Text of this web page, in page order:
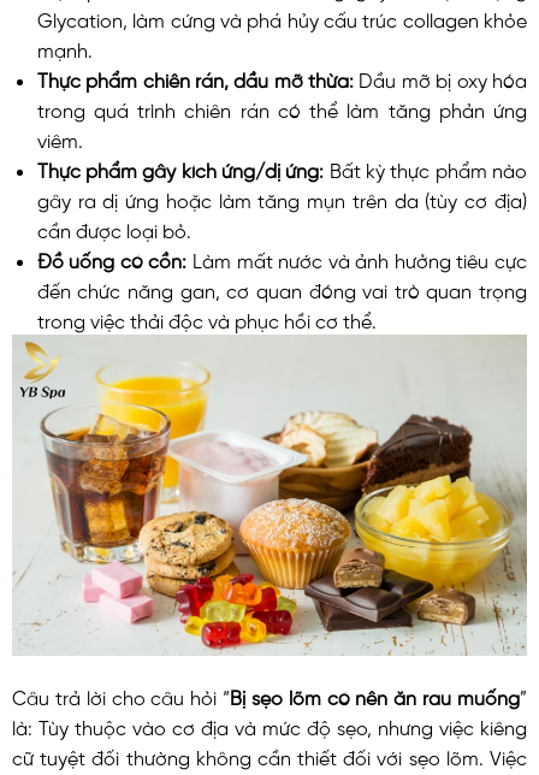
Glycation, làm cứng và phá hủy cấu trúc collagen khỏe
mạnh.
Thực phẩm chiên rán, dầu mỡ thừa: Dầu mỡ bị oxy hóa
trong quá trình chiên rán có thể làm tăng phản ứng
viêm.
Thực phẩm gây kích ứng/dị ứng: Bất kỳ thực phẩm nào
gây ra dị ứng hoặc làm tăng mụn trên da (tùy cơ địa)
cần được loại bỏ.
Đồ uống có cồn: Làm mất nước và ảnh hưởng tiêu cực
đến chức năng gan, cơ quan đóng vai trò quan trọng
trong việc thải độc và phục hồi cơ thể.
Câu trả lời cho câu hỏi “Bị sẹo lõm có nên ăn rau muống”
là: Tùy thuộc vào cơ địa và mức độ sẹo, nhưng việc kiêng
cữ tuyệt đối thường không cần thiết đối với sẹo lõm. Việc